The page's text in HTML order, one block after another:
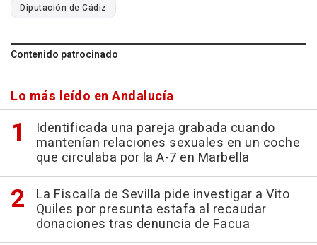
Diputación de Cádiz
Contenido patrocinado
Lo más leído en Andalucía
Identificada una pareja grabada cuando
mantenían relaciones sexuales en un coche
que circulaba por la A-7 en Marbella
La Fiscalía de Sevilla pide investigar a Vito
Quiles por presunta estafa al recaudar
donaciones tras denuncia de Facua